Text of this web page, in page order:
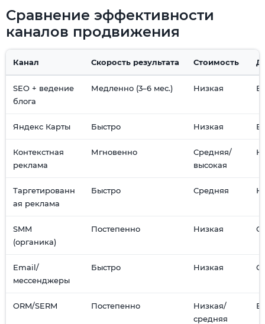
Сравнение эффективности
каналов продвижения
Канал Скорость результата Стоимость
SEO + ведение
блога
Медленно (3–6 мес.) Низкая
Яндекс Карты Быстро Низкая
Контекстная
реклама
Мгновенно
Средняя/
высокая
Таргетированн
ая реклама
Быстро Средняя
SMM
(органика)
Постепенно Низкая
Email/
мессенджеры
Быстро Низкая
ORM/SERM Постепенно
Низкая/
средняя